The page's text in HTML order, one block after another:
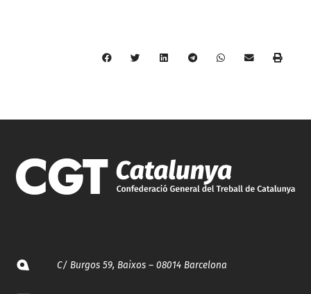
C/ Burgos 59, Baixos – 08014 Barcelona